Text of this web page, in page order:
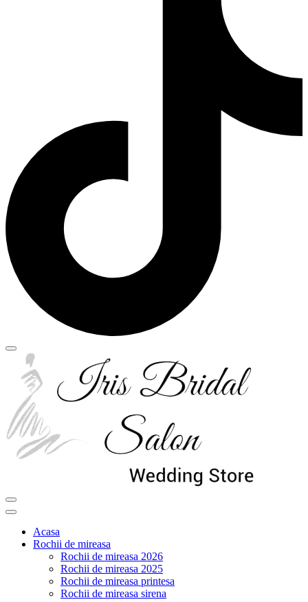
Acasa
Rochii de mireasa
Rochii de mireasa 2026
Rochii de mireasa 2025
Rochii de mireasa printesa
Rochii de mireasa sirena